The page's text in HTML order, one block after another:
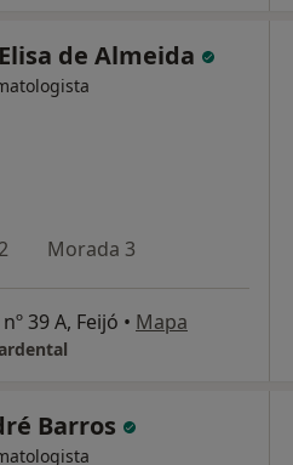
de Almeida
Morada 3
39 A, Feijó • Mapa
Barros